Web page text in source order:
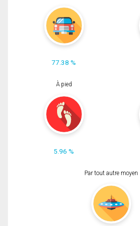
77.38 %
À pied
5.96 %
Par tout autre moyen